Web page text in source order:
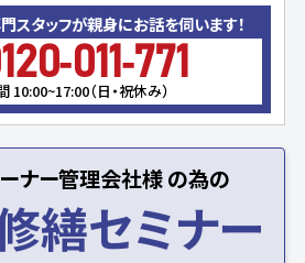
スタッフが親身にお話を伺います！
011-771
10:00~17:00（日・祝休み）
ナー管理会社様の為の
繕セミナー